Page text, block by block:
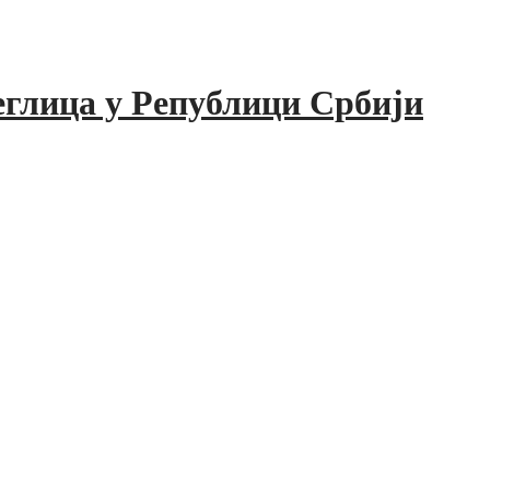
у Републици Србији